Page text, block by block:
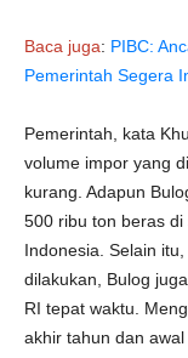
Baca juga: PIBC:
Pemerintah Segera
Pemerintah, kata
volume impor yang
kurang. Adapun
500 ribu ton beras
Indonesia. Selain
dilakukan, Bulog
RI tepat waktu.
akhir tahun dan awal